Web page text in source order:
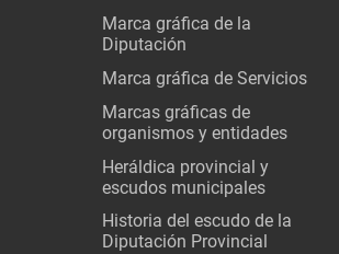
Marca gráfica de la
Diputación
Marca gráfica de Servicios
Marcas gráficas de
organismos y entidades
Heráldica provincial y
escudos municipales
Historia del escudo de la
Diputación Provincial